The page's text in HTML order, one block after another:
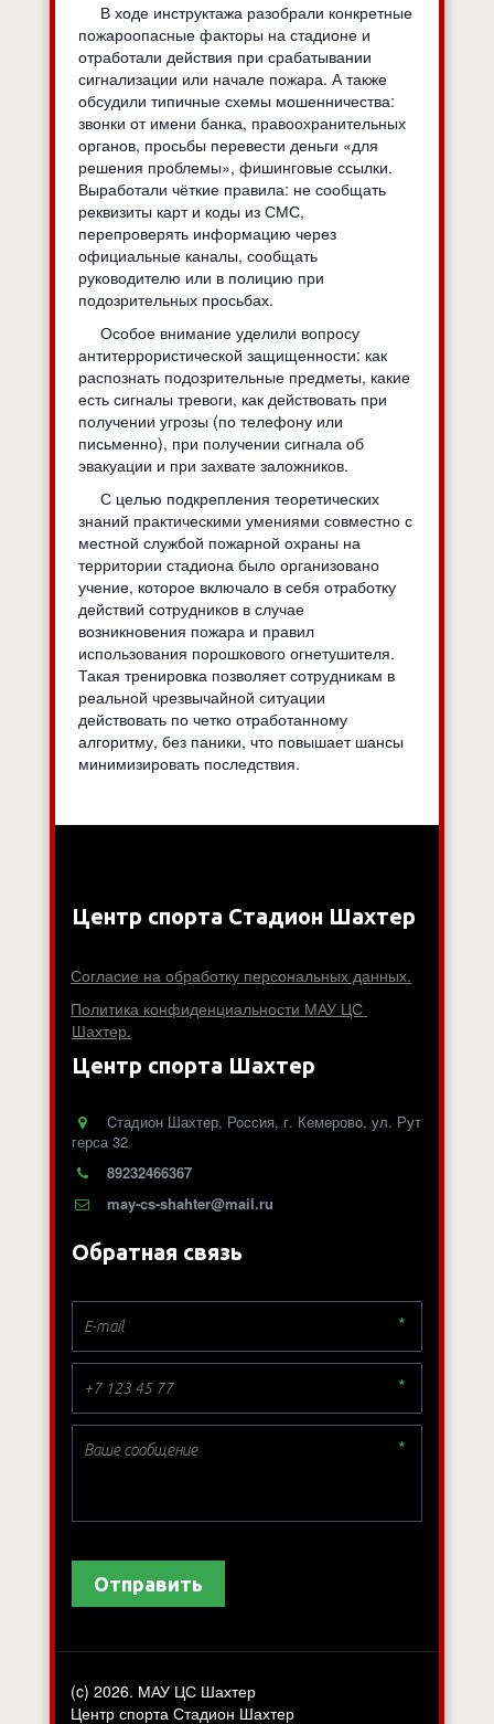
В ходе инструктажа разобрали конкретные
пожароопасные факторы на стадионе и
отработали действия при срабатывании
сигнализации или начале пожара. А также
обсудили типичные схемы мошенничества:
звонки от имени банка, правоохранительных
органов, просьбы перевести деньги «для
решения проблемы», фишинговые ссылки.
Выработали чёткие правила: не сообщать
реквизиты карт и коды из СМС,
перепроверять информацию через
официальные каналы, сообщать
руководителю или в полицию при
подозрительных просьбах.
Особое внимание уделили вопросу
антитеррористической защищенности: как
распознать подозрительные предметы, какие
есть сигналы тревоги, как действовать при
получении угрозы (по телефону или
письменно), при получении сигнала об
эвакуации и при захвате заложников.
С целью подкрепления теоретических
знаний практическими умениями совместно с
местной службой пожарной охраны на
территории стадиона было организовано
учение, которое включало в себя отработку
действий сотрудников в случае
возникновения пожара и правил
использования порошкового огнетушителя.
Такая тренировка позволяет сотрудникам в
реальной чрезвычайной ситуации
действовать по четко отработанному
алгоритму, без паники, что повышает шансы
минимизировать последствия.
Центр спорта Стадион Шахтер
Согласие на обработку персональных данных.
Политика конфиденциальности МАУ ЦС
Шахтер.
Центр спорта Шахтер
Cтадион Шахтер, Россия, г. Кемерово, ул. Рут
герса 32
89232466367
may-cs-shahter@mail.ru
Обратная связь
*
*
*
Отправить
(c) 2026. МАУ ЦС Шахтер
Центр спорта Стадион Шахтер